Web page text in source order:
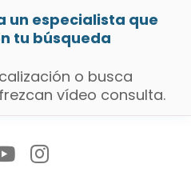
un especialista que
tu búsqueda
o busca
vídeo consulta.